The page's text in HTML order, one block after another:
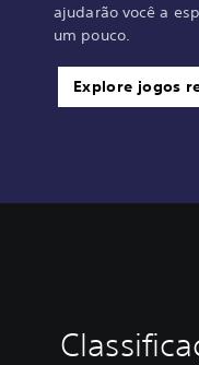
ajudarão você a
um pouco.
Explore jogos